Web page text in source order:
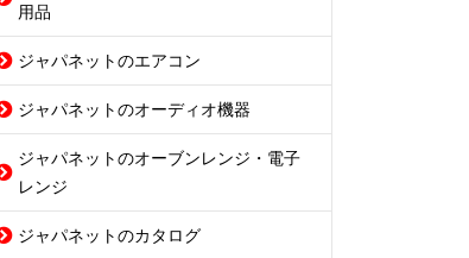
用品
ジャパネットのエアコン
ジャパネットのオーディオ機器
ジャパネットのオーブンレンジ・電子
レンジ
ジャパネットのカタログ